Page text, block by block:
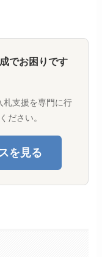
でお困りです
札支援を専門に行
ださい。
を見る